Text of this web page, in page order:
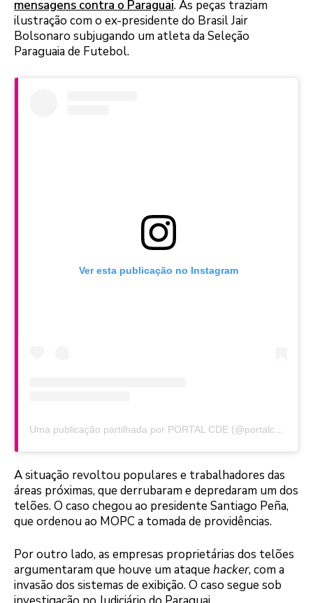
mensagens contra o Paraguai. As peças traziam
ilustração com o ex-presidente do Brasil Jair
Bolsonaro subjugando um atleta da Seleção
Paraguaia de Futebol.
Ver esta publicação no Instagram
Uma publicação partilhada por PORTAL CDE (@portalcde)
A situação revoltou populares e trabalhadores das
áreas próximas, que derrubaram e depredaram um dos
telões. O caso chegou ao presidente Santiago Peña,
que ordenou ao MOPC a tomada de providências.
Por outro lado, as empresas proprietárias dos telões
argumentaram que houve um ataque hacker, com a
invasão dos sistemas de exibição. O caso segue sob